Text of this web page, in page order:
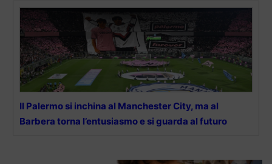
Il Palermo si inchina al Manchester City, ma al
Barbera torna l’entusiasmo e si guarda al futuro